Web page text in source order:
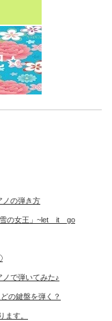
ノの弾き方
雪の女王」~let it go
で弾いてみた♪
の鍵盤を弾く？
ます。